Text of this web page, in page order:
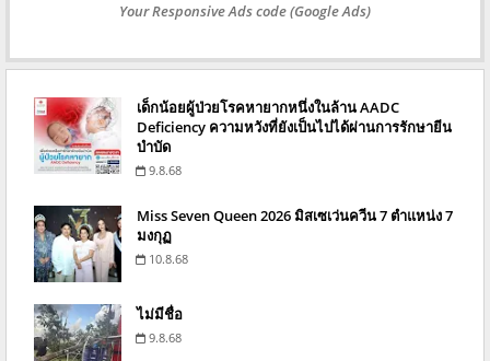
Your Responsive Ads code (Google Ads)
เด็กน้อยผู้ป่วยโรคหายากหนึ่งในล้าน AADC
Deficiency ความหวังที่ยังเป็นไปได้ผ่านการรักษายีน
บำบัด
9.8.68
Miss Seven Queen 2026 มิสเซเว่นควีน 7 ตำแหน่ง 7
มงกุฏ
10.8.68
ไม่มีชื่อ
9.8.68